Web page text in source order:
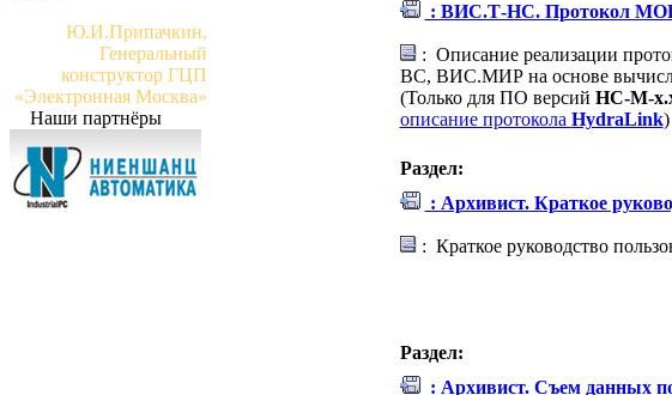
Ю.И.Припачкин,
Генеральный
конструктор ГЦП
«Электронная Москва»
Наши партнёры
: ВИС.Т-HC. Протокол
: Описание реализации
ВС, ВИС.МИР на основе
(Только для ПО версий HC-M-
описание протокола HydraLink)
Раздел:
: Архивист. Краткое
: Краткое руководство
Раздел:
: Архивист. Съем данных